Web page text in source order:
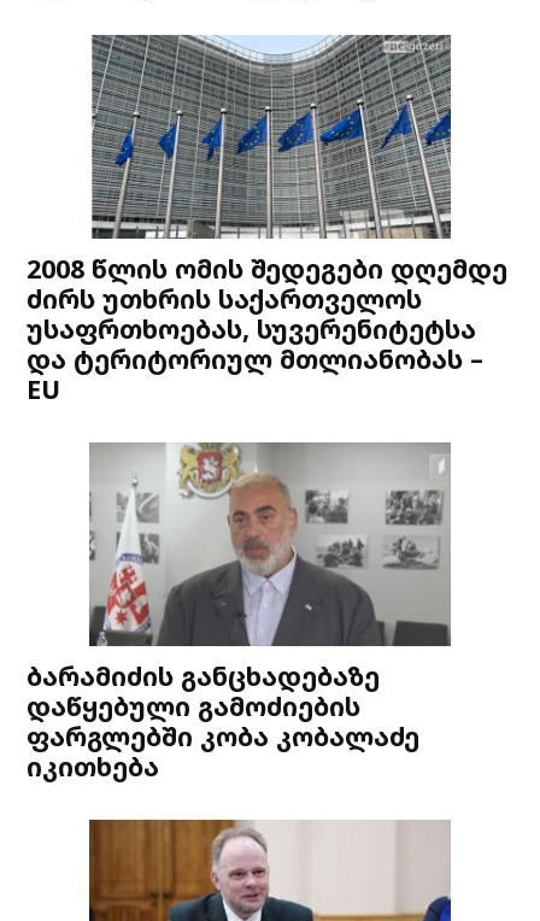
2008 წლის ომის შედეგები დღემდე
ძირს უთხრის საქართველოს
უსაფრთხოებას, სუვერენიტეტსა
და ტერიტორიულ მთლიანობას –
EU
ბარამიძის განცხადებაზე
დაწყებული გამოძიების
ფარგლებში კობა კობალაძე
იკითხება